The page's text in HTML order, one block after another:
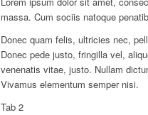
massa. Cum sociis natoque
Donec quam felis, ultricies nec,
Donec pede justo, fringilla vel,
venenatis vitae, justo. Nullam
Vivamus elementum semper nisi.
Tab 2